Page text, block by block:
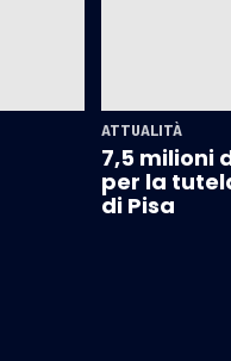
ATTUALITÀ
7,5 milioni
per la
di Pisa